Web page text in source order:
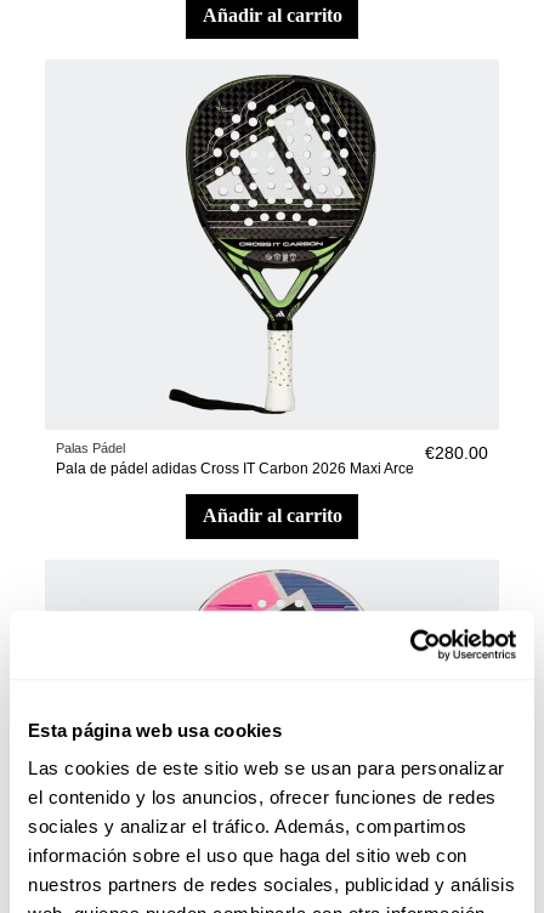
Esta página web usa cookies
Las cookies de este sitio web se usan para personalizar
el contenido y los anuncios, ofrecer funciones de redes
sociales y analizar el tráfico. Además, compartimos
información sobre el uso que haga del sitio web con
nuestros partners de redes sociales, publicidad y análisis
añadir al carrito
Palas Pádel
Pala de pádel adidas Cross IT Carbon 2026 Maxi Arce
€280.00
añadir al carrito